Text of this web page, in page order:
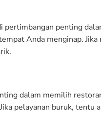
pertimbangan penting
Anda menginap.
dalam memilih
pelayanan buruk, tentu